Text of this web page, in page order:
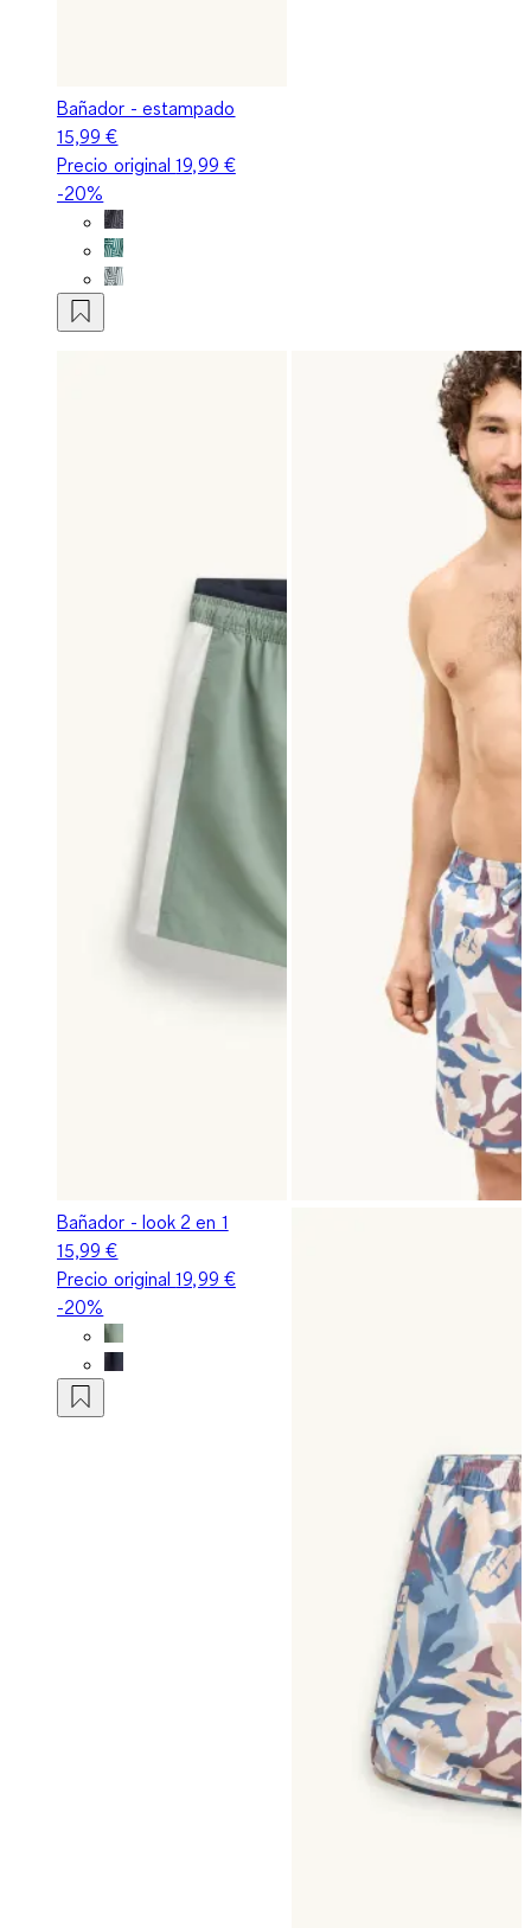
Bañador - estampado
15,99 €
Precio original19,99 €
-20%
Bañador - look 2 en 1
15,99 €
Precio original19,99 €
-20%